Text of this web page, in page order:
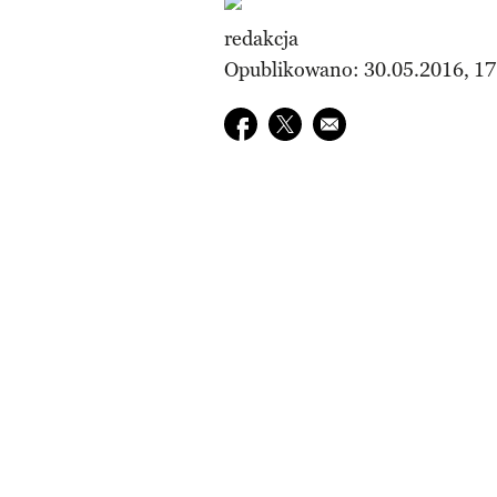
redakcja
Opublikowano: 30.05.2016,
Udostępnij na facebook
Udostępnij na twitter
E-mail do przyjaciela